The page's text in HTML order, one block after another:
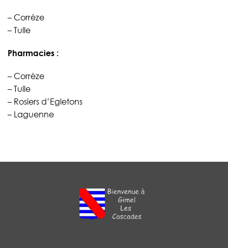
– Corrèze
– Tulle
Pharmacies :
– Corrèze
– Tulle
– Rosiers d’Egletons
– Laguenne